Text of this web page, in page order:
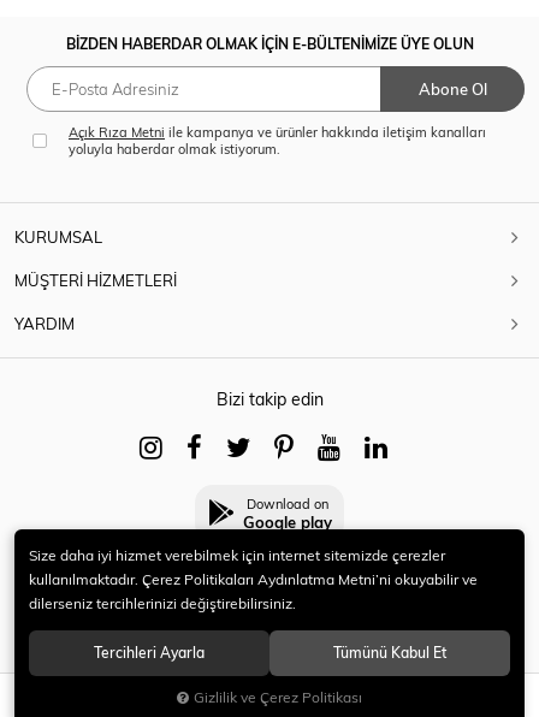
SEPETE EKLE
BİZDEN HABERDAR OLMAK İÇİN E-BÜLTENİMİZE ÜYE OLUN
Abone Ol
Açık Rıza Metni ile kampanya ve ürünler hakkında iletişim kanalları
yoluyla haberdar olmak istiyorum.
KURUMSAL
MÜŞTERİ HİZMETLERİ
YARDIM
Bizi takip edin
Download on
Google play
© 2021 HERYENİ. Tüm hakları saklıdır.
Size daha iyi hizmet verebilmek için internet sitemizde çerezler
kullanılmaktadır. Çerez Politikaları Aydınlatma Metni’ni okuyabilir ve
dilerseniz tercihlerinizi değiştirebilirsiniz.
Tercihleri Ayarla Tümünü Kabul Et
Gizlilik ve Çerez Politikası